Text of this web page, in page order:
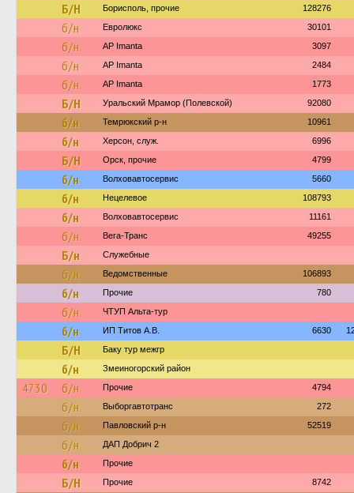
Б/Н Борисполь, прочие 128276
б/н Евролюкс 30101
б/н AP Imanta 3097
б/н AP Imanta 2484
б/н AP Imanta 1773
Б/Н Уральский Мрамор (Полевской) 92080
б/н Темрюкский р-н 10961
б/н Херсон, служ. 6996
Б/Н Орск, прочие 4799
б/н Волховавтосервис 5660
б/н Нецелевое 108793
б/н Волховавтосервис 11161
б/н Вега-Транс 49255
Б/н Служебные
б/н Ведомственные 106893
б/н Прочие 780
б/н ЧТУП Альта-тур
б/н ИП Титов А.В. 6630
Б/Н Баку тур межгр
б/н Змеиногорский район
4730 б/н Прочие 4794
б/н Выборгавтотранс 272
б/н Павловский р-н 52519
б/н ДАП Добрич 2
б/н Прочие
Б/Н Прочие 8742